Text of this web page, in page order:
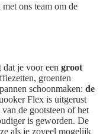
ons team om de
dat je voor een groot
groenten
schoonmaken: de
Flex is uitgerust
de gootsteen of het
is geworden. De
als je zoveel mogelijk